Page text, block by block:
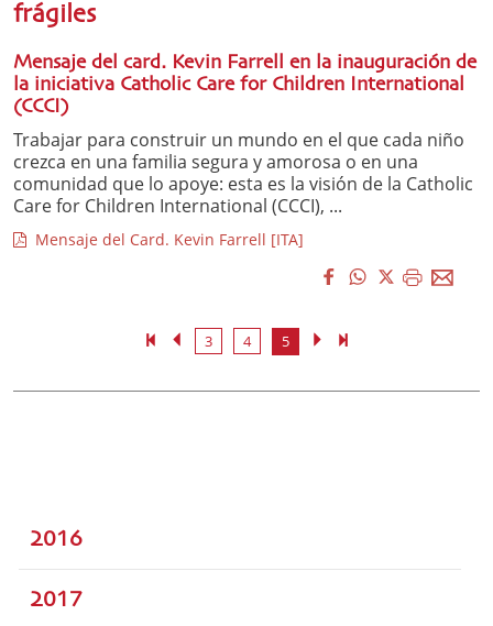
frágiles
Mensaje del card. Kevin Farrell en la inauguración de
la iniciativa Catholic Care for Children International
(CCCI)
Trabajar para construir un mundo en el que cada niño
crezca en una familia segura y amorosa o en una
comunidad que lo apoye: esta es la visión de la Catholic
Care for Children International (CCCI), ...
Mensaje del Card. Kevin Farrell [ITA]
3 4 5
2016
2017